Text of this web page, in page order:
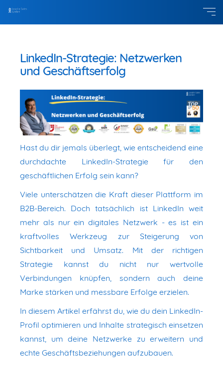
LinkedIn-Strategie: Netzwerken
und Geschäftserfolg
Hast du dir jemals überlegt, wie entscheidend eine
durchdachte LinkedIn-Strategie für den
geschäftlichen Erfolg sein kann?
Viele unterschätzen die Kraft dieser Plattform im
B2B-Bereich. Doch tatsächlich ist LinkedIn weit
mehr als nur ein digitales Netzwerk - es ist ein
kraftvolles Werkzeug zur Steigerung von
Sichtbarkeit und Umsatz. Mit der richtigen
Strategie kannst du nicht nur wertvolle
Verbindungen knüpfen, sondern auch deine
Marke stärken und messbare Erfolge erzielen.
In diesem Artikel erfährst du, wie du dein LinkedIn-
Profil optimieren und Inhalte strategisch einsetzen
kannst, um deine Netzwerke zu erweitern und
echte Geschäftsbeziehungen aufzubauen.